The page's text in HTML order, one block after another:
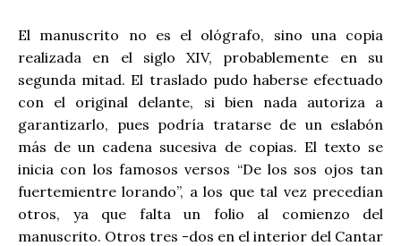
El manuscrito no es el ológrafo, sino una copia
realizada en el siglo XIV, probablemente en su
segunda mitad. El traslado pudo haberse efectuado
con el original delante, si bien nada autoriza a
garantizarlo, pues podría tratarse de un eslabón
más de un cadena sucesiva de copias. El texto se
inicia con los famosos versos “De los sos ojos tan
fuertemientre lorando”, a los que tal vez precedían
otros, ya que falta un folio al comienzo del
manuscrito. Otros tres -dos en el interior del Cantar